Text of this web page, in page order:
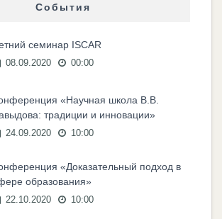
События
семинар ISCAR
08.09.2020 00:00
«Научная школа В.В.
традиции и инновации»
24.09.2020 10:00
«Доказательный подход в
образования»
22.10.2020 10:00